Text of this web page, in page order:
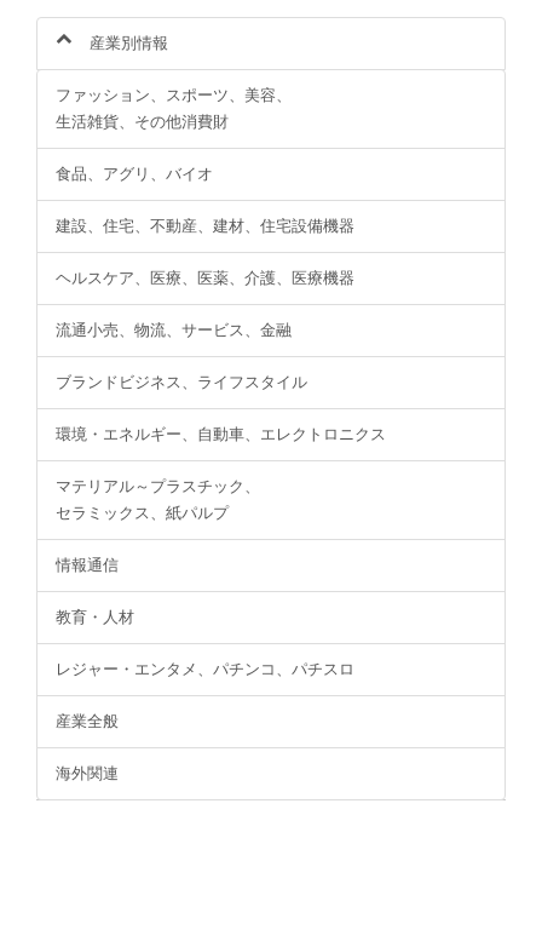
産業別情報
ファッション、スポーツ、美容、
生活雑貨、その他消費財
食品、アグリ、バイオ
建設、住宅、不動産、建材、住宅設備機器
ヘルスケア、医療、医薬、介護、医療機器
流通小売、物流、サービス、金融
ブランドビジネス、ライフスタイル
環境・エネルギー、自動車、エレクトロニクス
マテリアル～プラスチック、
セラミックス、紙パルプ
情報通信
教育・人材
レジャー・エンタメ、パチンコ、パチスロ
産業全般
海外関連